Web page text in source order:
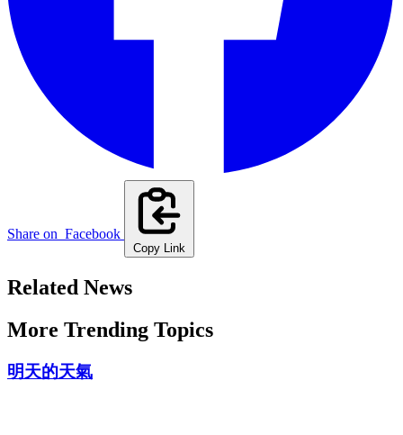
Share on Facebook
Copy Link
Related News
More Trending Topics
明天的天氣